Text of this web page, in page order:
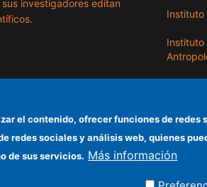
investigadores editan
Instituto
Instituto
Próximo
Instituto
Públicos
el contenido, ofrecer funciones de
redes sociales y análisis web, quienes
de sus servicios. Más información